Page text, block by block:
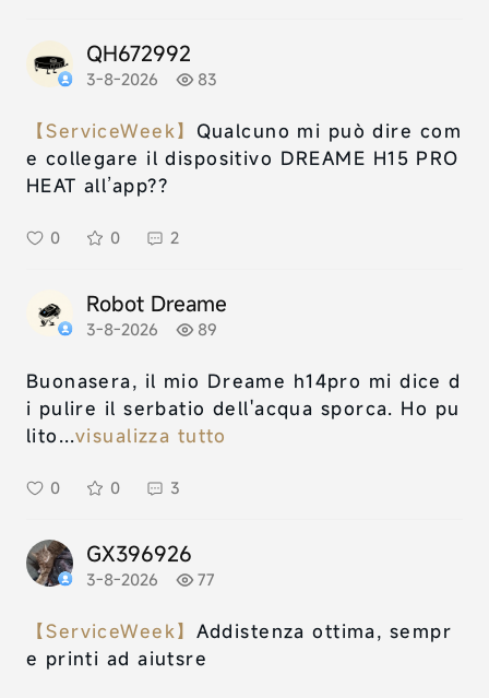
QH672992
3-8-2026 83
【ServiceWeek】 Qualcuno mi può dire com
e collegare il dispositivo DREAME H15 PRO
HEAT all’app??
0 0 2
Robot Dreame
3-8-2026 89
Buonasera, il mio Dreame h14pro mi dice d
i pulire il serbatio dell'acqua sporca. Ho pu
lito...visualizza tutto
0 0 3
GX396926
3-8-2026 77
【ServiceWeek】 Addistenza ottima, sempr
e printi ad aiutsre